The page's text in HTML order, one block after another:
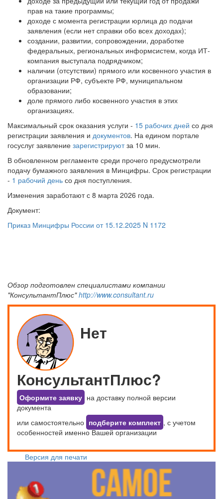
прав на такие программы;
доходе с момента регистрации юрлица до подачи
заявления (если нет справки обо всех доходах);
создании, развитии, сопровождении, доработке
федеральных, региональных информсистем, когда ИТ-
компания выступала подрядчиком;
наличии (отсутствии) прямого или косвенного участия в
организации РФ, субъекте РФ, муниципальном
образовании;
доле прямого либо косвенного участия в этих
организациях.
Максимальный срок оказания услуги - 15 рабочих дней со дня
регистрации заявления и документов. На едином портале
госуслуг заявление зарегистрируютза 10 мин.
В обновленном регламенте среди прочего предусмотрели
подачу бумажного заявления в Минцифры. Срок регистрации
- 1 рабочий день со дня поступления.
Изменения заработают с 8 марта 2026 года.
Документ:
Приказ Минцифры России от 15.12.2025 N 1172
Обзор подготовлен специалистами компании
"КонсультантПлюс"http://www.consultant.ru
Нет
КонсультантПлюс?
Оформите заявку на доставку полной версии
документа
или самостоятельно подберите комплект , с учетом
особенностей именно Вашей организации
Версия для печати